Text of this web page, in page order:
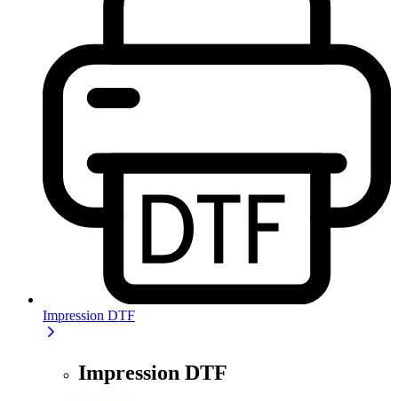
Impression DTF
Impression DTF